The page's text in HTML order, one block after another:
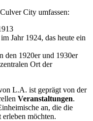
City umfassen:
Jahr 1924, das heute ein
den 1920er und 1930er
Ort der
L.A. ist geprägt von der
Veranstaltungen.
an, die die
möchten.